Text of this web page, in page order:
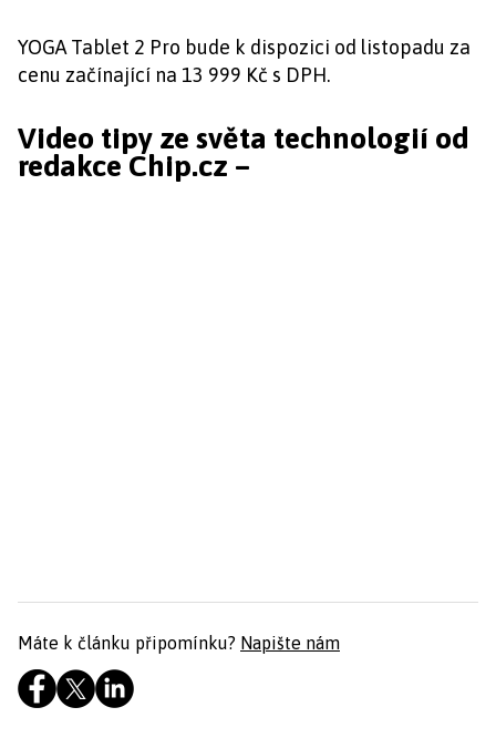
YOGA Tablet 2 Pro bude k dispozici od listopadu za
cenu začínající na 13 999 Kč s DPH.
Video tipy ze světa technologií od
redakce Chip.cz –
Máte k článku připomínku? Napište nám